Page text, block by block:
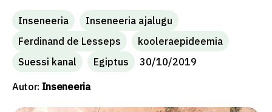
Inseneeria
Inseneeria ajalugu
Ferdinand de Lesseps
kooleraepideemia
Suessi kanal
Egiptus 30/10/2019
Autor: Inseneeria